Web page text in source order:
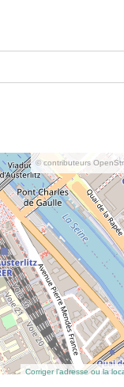
© contributeurs
Corriger l’adresse ou la